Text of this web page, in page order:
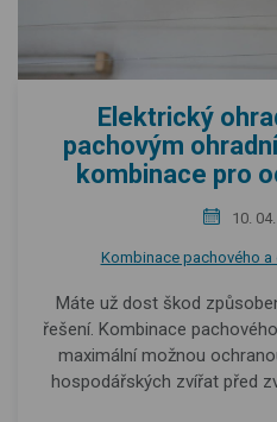
Elektrický
pachovým
kombinace pro
10.
Kombinace pachového
Máte už dost škod
řešení. Kombinace
maximální možnou
hospodářských zvířat před